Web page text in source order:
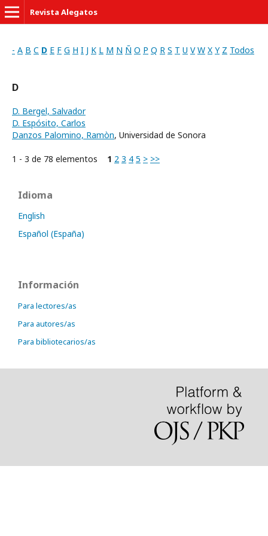
Revista Alegatos
- A B C D E F G H I J K L M N Ñ O P Q R S T U V W X Y Z Todos
D
D. Bergel, Salvador
D. Espósito, Carlos
Danzos Palomino, Ramòn, Universidad de Sonora
1 - 3 de 78 elementos 1 2 3 4 5 > >>
Idioma
English
Español (España)
Información
Para lectores/as
Para autores/as
Para bibliotecarios/as